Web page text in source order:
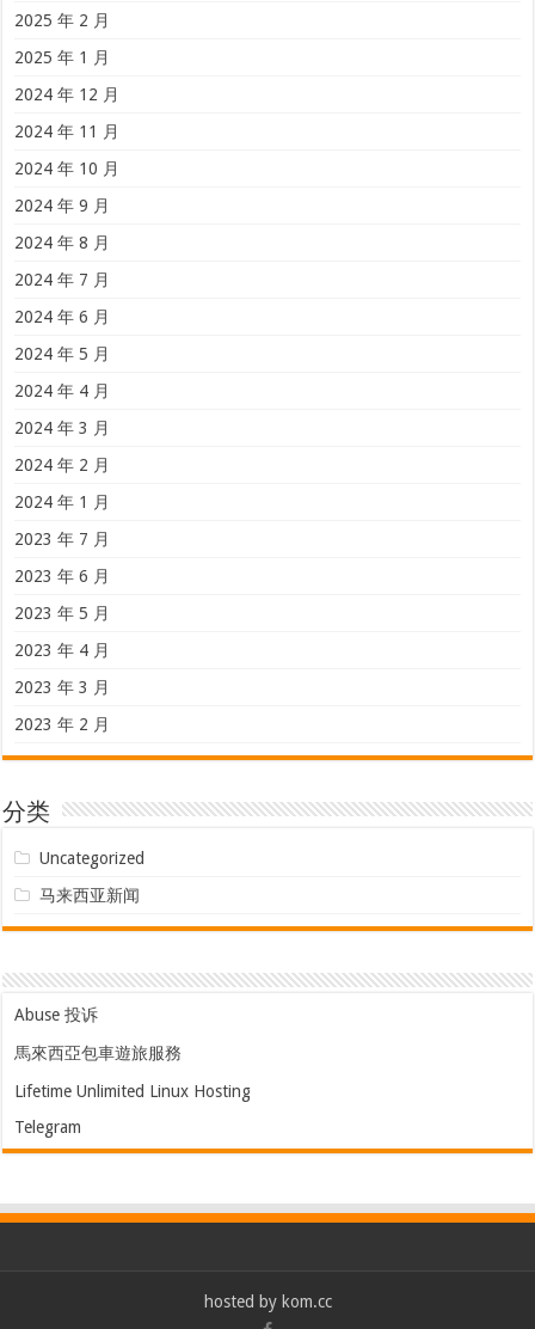
2025 年 2 月
2025 年 1 月
2024 年 12 月
2024 年 11 月
2024 年 10 月
2024 年 9 月
2024 年 8 月
2024 年 7 月
2024 年 6 月
2024 年 5 月
2024 年 4 月
2024 年 3 月
2024 年 2 月
2024 年 1 月
2023 年 7 月
2023 年 6 月
2023 年 5 月
2023 年 4 月
2023 年 3 月
2023 年 2 月
分类
Uncategorized
马来西亚新闻
Abuse 投诉
馬來西亞包車遊旅服務
Lifetime Unlimited Linux Hosting
Telegram
hosted by kom.cc